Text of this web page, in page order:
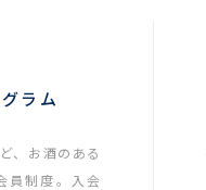
ラム
、お酒のある
員制度。入会